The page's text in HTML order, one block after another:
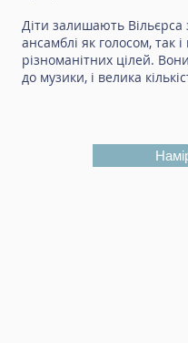
Діти залишають
ансамблі як голосом, так
різноманітних цілей.
до музики, і велика